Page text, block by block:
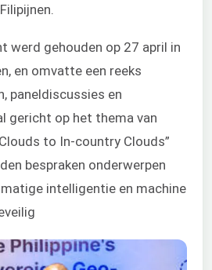
werd gehouden op 27 april in
en omvatte een reeks
paneldiscussies en
gericht op het thema van
to In-country Clouds”
bespraken onderwerpen
intelligentie en machine